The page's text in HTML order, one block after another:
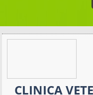
CLINICA